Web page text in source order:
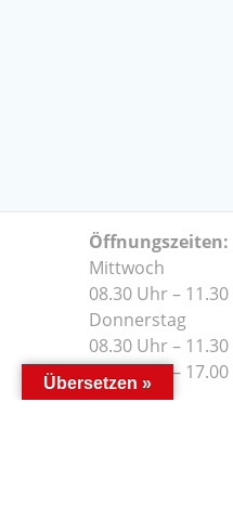
Öffnungszeiten:
Mittwoch
08.30 Uhr –
Donnerstag
08.30 Uhr –
14.00 Uhr –
Übersetzen »